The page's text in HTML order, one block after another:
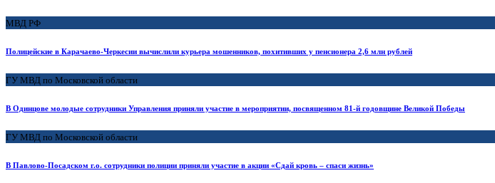
МВД РФ
Полицейские в Карачаево-Черкесии вычислили курьера мошенников, похитивших у пенсионера 2,6 млн рублей
ГУ МВД по Московской области
В Одинцове молодые сотрудники Управления приняли участие в мероприятии, посвященном 81-й годовщине Великой Победы
ГУ МВД по Московской области
В Павлово-Посадском г.о. сотрудники полиции приняли участие в акции «Сдай кровь – спаси жизнь»